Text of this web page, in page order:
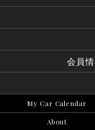
会員
My Car Calendar
About